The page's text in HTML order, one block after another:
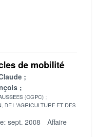
de mobilité
(CGPC)
DE L'AGRICULTURE ET DES
sept. 2008
Affaire